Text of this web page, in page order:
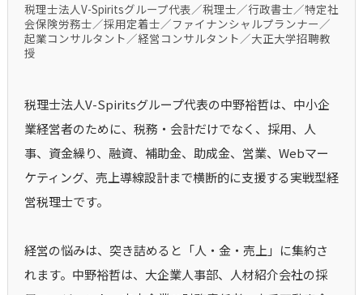
税理士法人V-Spiritsグループ代表／税理士／行政書士／特定社
会保険労務士／採用定着士／ファイナンシャルプランナー／
起業コンサルタント／経営コンサルタント／大正大学招聘教
授
税理士法人V-Spiritsグループ代表の中野裕哲は、中小企
業経営者のために、税務・会計だけでなく、採用、人
事、資金繰り、融資、補助金、助成金、営業、Webマー
ケティング、売上導線設計まで横断的に支援する実戦型経
営税理士です。
経営の悩みは、突き詰めると「人・金・売上」に集約さ
れます。中野裕哲は、大企業人事部、人材紹介会社の採